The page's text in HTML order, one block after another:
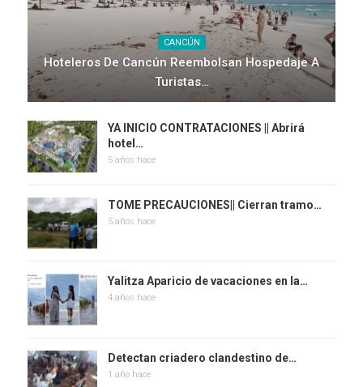
CANCÚN
Hoteleros De Cancún Reembolsan Hospedaje A
Turistas…
YA INICIO CONTRATACIONES || Abrirá
hotel…
5 años hace
TOME PRECAUCIONES|| Cierran tramo…
5 años hace
Yalitza Aparicio de vacaciones en la…
4 años hace
Detectan criadero clandestino de…
1 año hace